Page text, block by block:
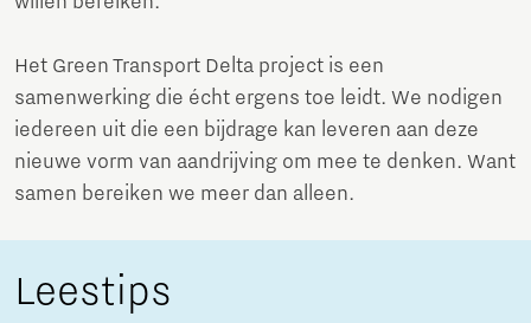
Het Green Transport Delta project is een
samenwerking die écht ergens toe leidt. We nodigen
iedereen uit die een bijdrage kan leveren aan deze
nieuwe vorm van aandrijving om mee te denken. Want
samen bereiken we meer dan alleen.
Leestips